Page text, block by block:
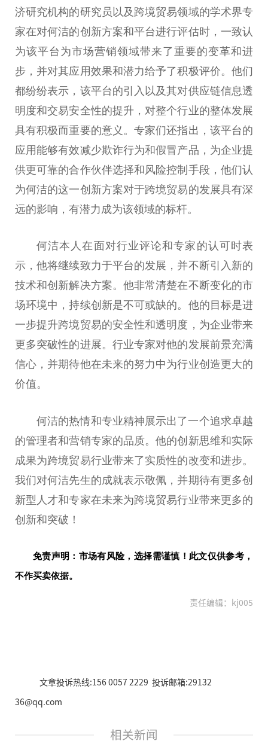
济研究机构的研究员以及跨境贸易领域的学术界专
家在对何洁的创新方案和平台进行评估时，一致认
为该平台为市场营销领域带来了重要的变革和进
步，并对其应用效果和潜力给予了积极评价。他们
都纷纷表示，该平台的引入以及其对供应链信息透
明度和交易安全性的提升，对整个行业的整体发展
具有积极而重要的意义。专家们还指出，该平台的
应用能够有效减少欺诈行为和假冒产品，为企业提
供更可靠的合作伙伴选择和风险控制手段，他们认
为何洁的这一创新方案对于跨境贸易的发展具有深
远的影响，有潜力成为该领域的标杆。
何洁本人在面对行业评论和专家的认可时表
示，他将继续致力于平台的发展，并不断引入新的
技术和创新解决方案。他非常清楚在不断变化的市
场环境中，持续创新是不可或缺的。他的目标是进
一步提升跨境贸易的安全性和透明度，为企业带来
更多突破性的进展。行业专家对他的发展前景充满
信心，并期待他在未来的努力中为行业创造更大的
价值。
何洁的热情和专业精神展示出了一个追求卓越
的管理者和营销专家的品质。他的创新思维和实际
成果为跨境贸易行业带来了实质性的改变和进步。
我们对何洁先生的成就表示敬佩，并期待有更多创
新型人才和专家在未来为跨境贸易行业带来更多的
创新和突破！
免责声明：市场有风险，选择需谨慎！此文仅供参考，
不作买卖依据。
责任编辑：kj005
文章投诉热线:156 0057 2229 投诉邮箱:29132
36@qq.com
相关新闻